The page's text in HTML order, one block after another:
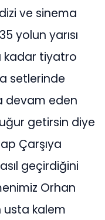
ve sinema
yolun yarısı
kadar tiyatro
setlerinde
devam eden
getirsin diye
Çarşıya
geçirdiğini
Orhan
usta kalem